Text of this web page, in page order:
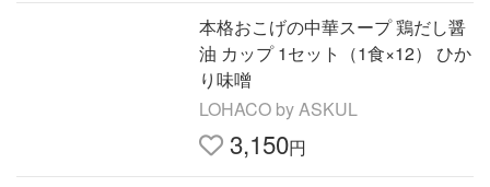
本格おこげの中華スープ 鶏だし醤
油 カップ 1セット（1食×12） ひか
り味噌
LOHACO by ASKUL
3,150円